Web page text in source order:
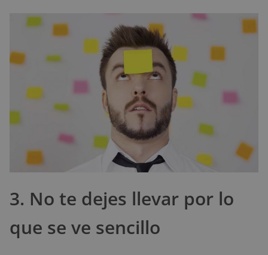
3. No te dejes llevar por lo
que se ve sencillo